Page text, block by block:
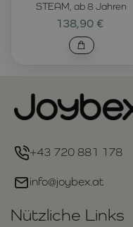
STEAM, ab 8 Jahren
138,90 €
+43 720 881 178
info@joybex.at
Nützliche Links